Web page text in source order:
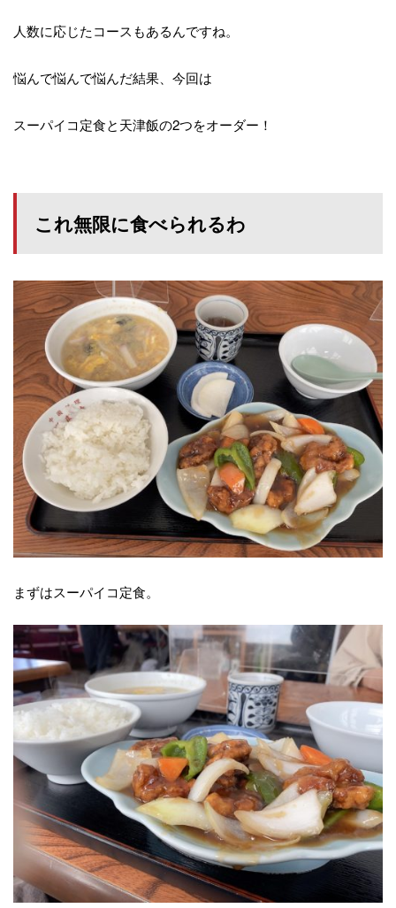
人数に応じたコースもあるんですね。
悩んで悩んで悩んだ結果、今回は
スーパイコ定食と天津飯の2つをオーダー！
これ無限に食べられるわ
まずはスーパイコ定食。